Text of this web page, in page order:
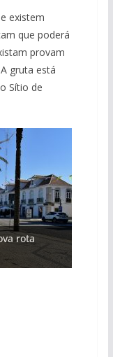
existem
que poderá
provam
gruta está
Sítio de
rotae põem
108
doiscresceu
do